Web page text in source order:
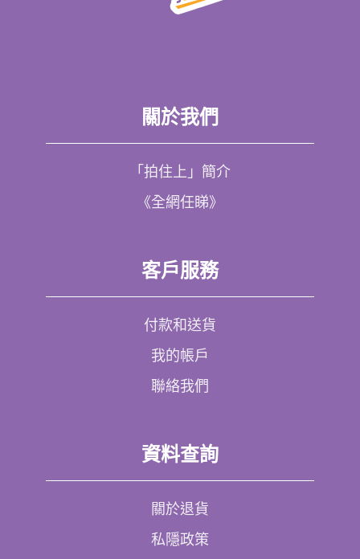
關於我們
「拍住上」簡介
《全網任睇》
客戶服務
付款和送貨
我的帳戶
聯絡我們
資料查詢
關於退貨
私隱政策